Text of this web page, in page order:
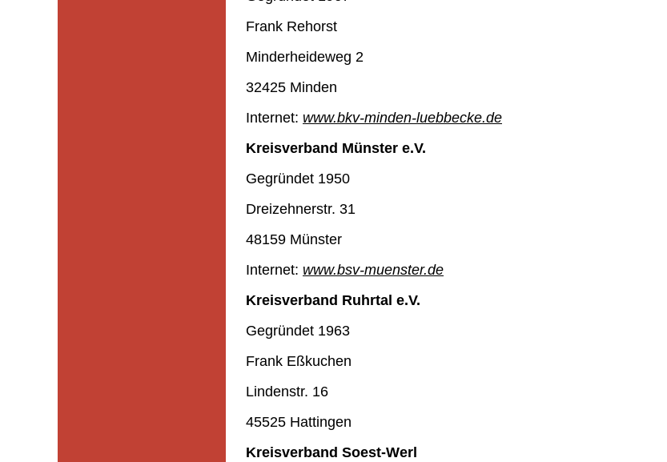
Frank Rehorst
Minderheideweg 2
32425 Minden
Internet: www.bkv-minden-luebbecke.de
Kreisverband Münster e.V.
Gegründet 1950
Dreizehnerstr. 31
48159 Münster
Internet: www.bsv-muenster.de
Kreisverband Ruhrtal e.V.
Gegründet 1963
Frank Eßkuchen
Lindenstr. 16
45525 Hattingen
Kreisverband Soest-Werl